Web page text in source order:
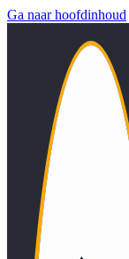
Ga naar hoofdinhoud